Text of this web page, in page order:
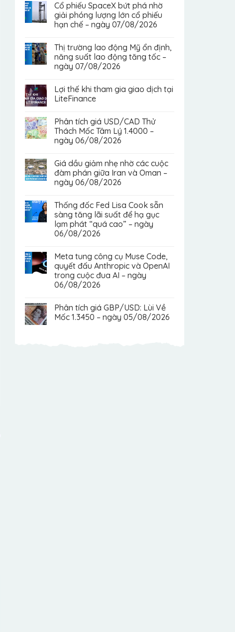
Cổ phiếu SpaceX bứt phá nhờ
giải phóng lượng lớn cổ phiếu
hạn chế – ngày 07/08/2026
Thị trường lao động Mỹ ổn định,
năng suất lao động tăng tốc –
ngày 07/08/2026
Lợi thế khi tham gia giao dịch tại
LiteFinance
Phân tích giá USD/CAD Thử
Thách Mốc Tâm Lý 1.4000 –
ngày 06/08/2026
Giá dầu giảm nhẹ nhờ các cuộc
đàm phán giữa Iran và Oman –
ngày 06/08/2026
Thống đốc Fed Lisa Cook sẵn
sàng tăng lãi suất để hạ gục
lạm phát “quá cao” – ngày
06/08/2026
Meta tung công cụ Muse Code,
quyết đấu Anthropic và OpenAI
trong cuộc đua AI – ngày
06/08/2026
Phân tích giá GBP/USD: Lùi Về
Mốc 1.3450 – ngày 05/08/2026